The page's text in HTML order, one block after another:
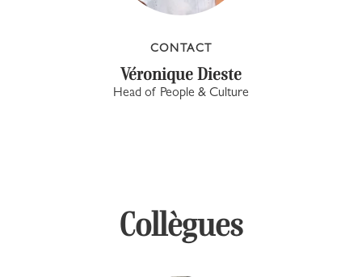
CONTACT
Véronique Dieste
Head of People & Culture
Collègues